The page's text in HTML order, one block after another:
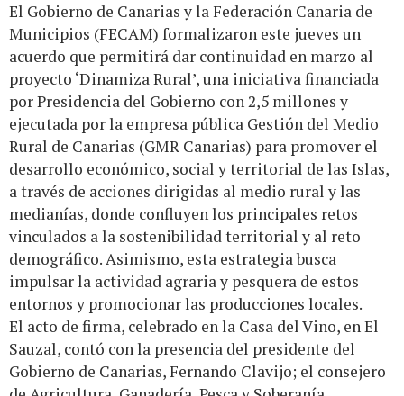
El Gobierno de Canarias y la Federación Canaria de
Municipios (FECAM) formalizaron este jueves un
acuerdo que permitirá dar continuidad en marzo al
proyecto ‘Dinamiza Rural’, una iniciativa financiada
por Presidencia del Gobierno con 2,5 millones y
ejecutada por la empresa pública Gestión del Medio
Rural de Canarias (GMR Canarias) para promover el
desarrollo económico, social y territorial de las Islas,
a través de acciones dirigidas al medio rural y las
medianías, donde confluyen los principales retos
vinculados a la sostenibilidad territorial y al reto
demográfico. Asimismo, esta estrategia busca
impulsar la actividad agraria y pesquera de estos
entornos y promocionar las producciones locales.
El acto de firma, celebrado en la Casa del Vino, en El
Sauzal, contó con la presencia del presidente del
Gobierno de Canarias, Fernando Clavijo; el consejero